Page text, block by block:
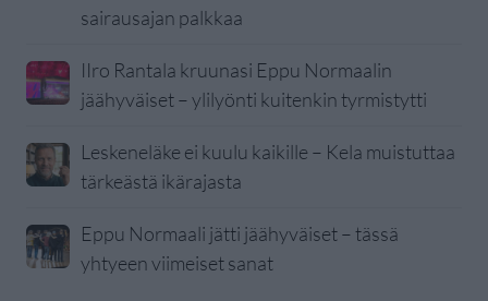
sairausajan palkkaa
IIro Rantala kruunasi Eppu Normaalin
jäähyväiset – ylilyönti kuitenkin tyrmistytti
Leskeneläke ei kuulu kaikille – Kela muistuttaa
tärkeästä ikärajasta
Eppu Normaali jätti jäähyväiset – tässä
yhtyeen viimeiset sanat